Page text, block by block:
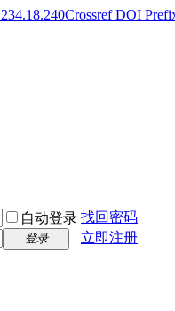
Crossref DOI
自动登录 找回密码
登录 立即注册